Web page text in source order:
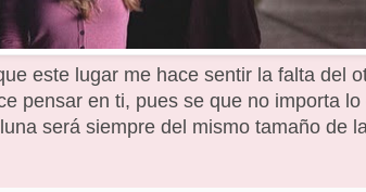
este lugar me hace sentir la falta del
pensar en ti, pues se que no importa
será siempre del mismo tamaño de